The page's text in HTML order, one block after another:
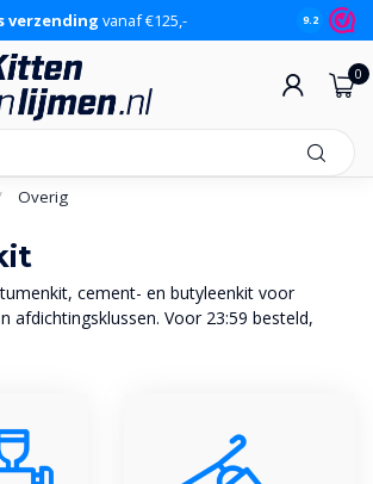
verzending vanaf €125,- 9.2
0
Overig
cement- en butyleenkit voor
afdichtingsklussen. Voor 23:59 besteld,